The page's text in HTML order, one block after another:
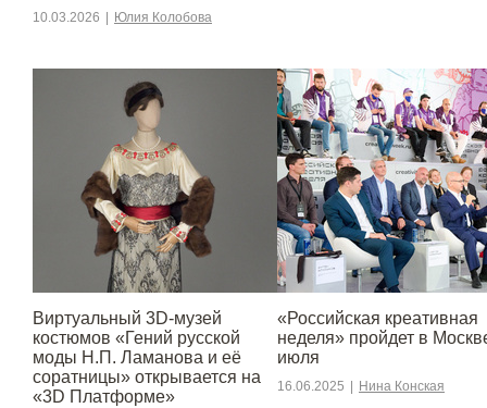
10.03.2026 Юлия Колобова
Виртуальный 3D-музей
костюмов «Гений русской
моды Н.П. Ламанова и её
соратницы» открывается на
«3D Платформе»
«Российская креативная
неделя» пройдет в
июля
16.06.2025 Нина Конская